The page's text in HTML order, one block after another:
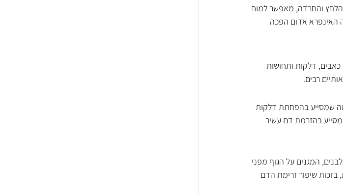
והחרדה, מאפשר למוח
האינפרא אדום הפכה
דלקות ותחושות
רבים.
שמסייע בהפחתת דלקות
בהזרמת דם עשיר
המגנים על הגוף מפני
בזכות שיפור זרימת הדם